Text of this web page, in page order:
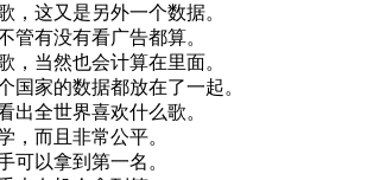
， 这又是另外一个数据。
管有没有看广告都算。
， 当然也会计算在里面。
国家的数据都放在了一起。
出全世界喜欢什么歌。
， 而且 非常公平。
可以拿到 第一名。